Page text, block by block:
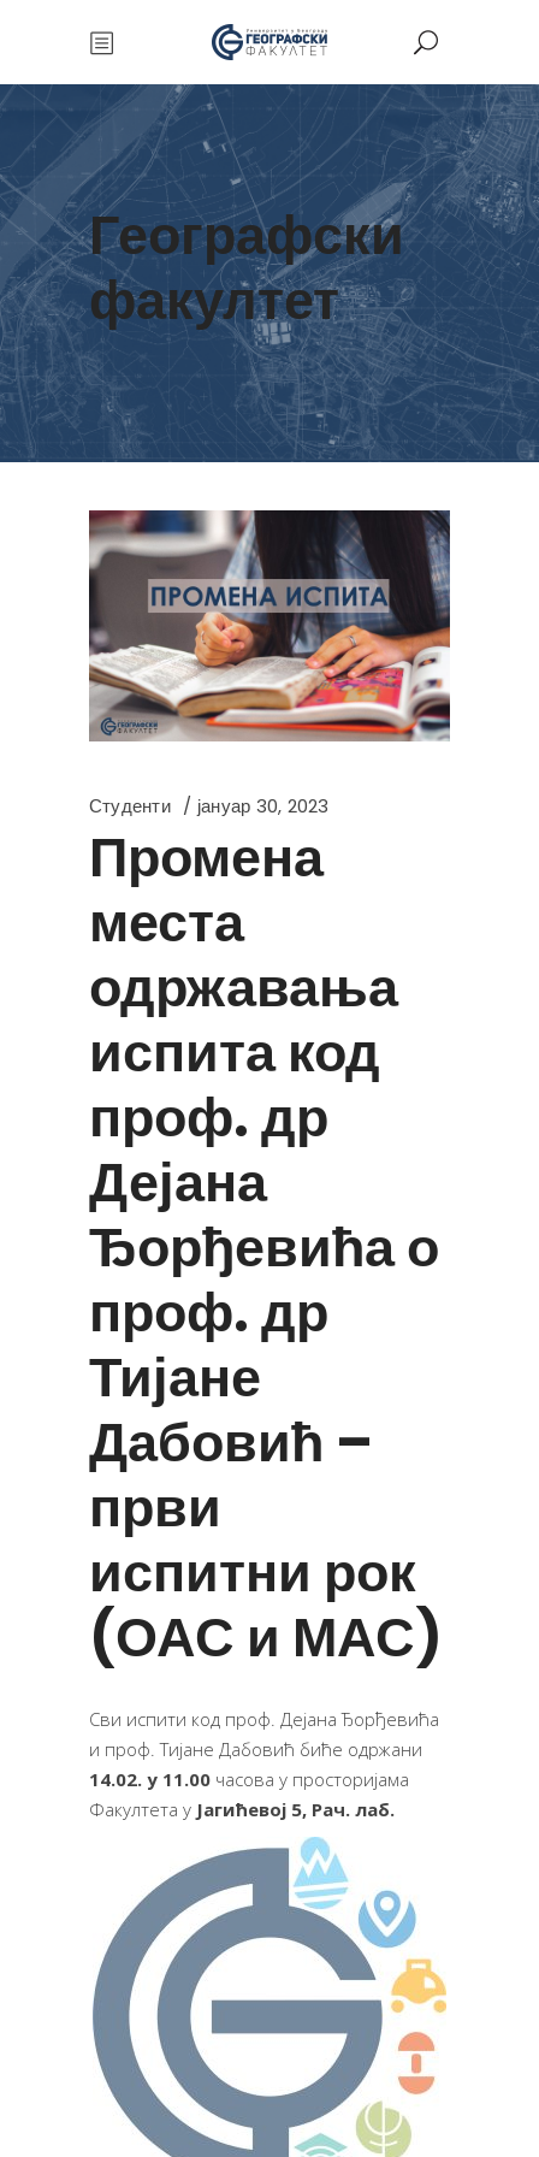
Географски
факултет
Студенти јануар 30, 2023
Промена
места
одржавања
испита код
проф. др
Дејана
Ђорђевића о
проф. др
Тијане
Дабовић –
први
испитни рок
(ОАС и МАС)
Сви испити код проф. Дејана Ђорђевића
и проф. Тијане Дабовић биће одржани
14.02. у 11.00 часова у просторијама
Факултета у Јагићевој 5, Рач. лаб.